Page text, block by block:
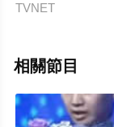
TVNET
相關節目